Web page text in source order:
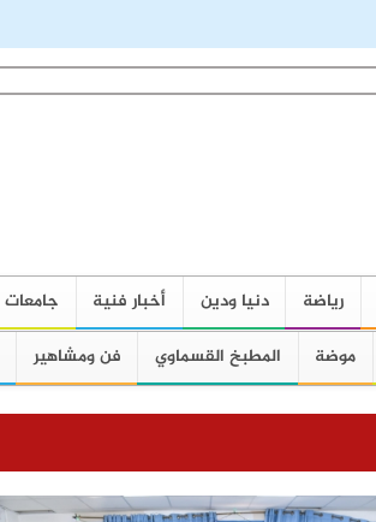
رياضة دنيا ودين أخبار فنية جامعات
موضة المطبخ القسماوي فن ومشاهير